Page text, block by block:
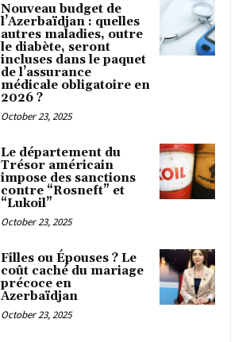
Nouveau budget de
l’Azerbaïdjan : quelles
autres maladies, outre
le diabète, seront
incluses dans le paquet
de l’assurance
médicale obligatoire en
2026 ?
October 23, 2025
Le département du
Trésor américain
impose des sanctions
contre “Rosneft” et
“Lukoil”
October 23, 2025
Filles ou Épouses ? Le
coût caché du mariage
précoce en
Azerbaïdjan
October 23, 2025